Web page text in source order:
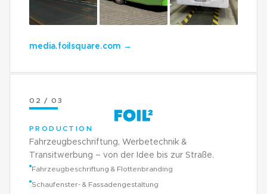
media.foilsquare.com →
02 / 03
PRODUCTION
Fahrzeugbeschriftung, Werbetechnik &
Transitwerbung – von der Idee bis zur Straße.
Fahrzeugbeschriftung & Flottenbranding
Schaufenster- & Fassadengestaltung